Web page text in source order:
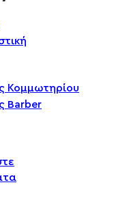
Κομμωτηρίου
Barber